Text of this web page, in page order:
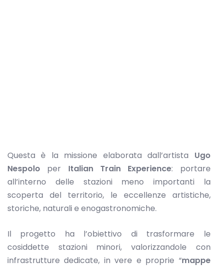
Questa è la missione elaborata dall’artista Ugo
Nespolo per Italian Train Experience: portare
all’interno delle stazioni meno importanti la
scoperta del territorio, le eccellenze artistiche,
storiche, naturali e enogastronomiche.
Il progetto ha l’obiettivo di trasformare le
cosiddette stazioni minori, valorizzandole con
infrastrutture dedicate, in vere e proprie “mappe